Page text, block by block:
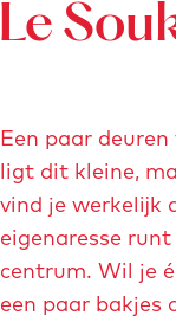
r
o
t
e
a
f
b
a
P
c
o
Een paar
ligt dit kleine,
vind je werkelijk
eigenaresse
centrum. Wil je
een paar bakjes